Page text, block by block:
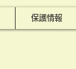
保護情報